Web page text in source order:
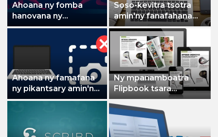
Ahoana ny fomba
hanovana ny
antontan-taratasin'ny
fotsiny ho mahazatra
Soso-kevitra tsotra
amin'ny fanafahana
toerana bebe kokoa
amin'ny Mac-nao
Ahoana ny famafana
ny pikantsary amin'ny
Mac
Ny mpanamboatra
Flipbook tsara
indrindra ho an'ny
fampiasana
matihanina sy
manokana